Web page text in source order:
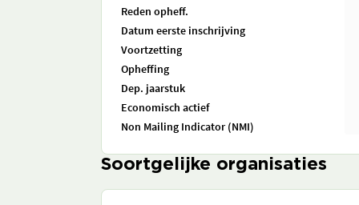
Reden opheff.
Datum eerste inschrijving
Voortzetting
Opheffing
Dep. jaarstuk
Economisch actief
Non Mailing Indicator (NMI)
Soortgelijke organisaties